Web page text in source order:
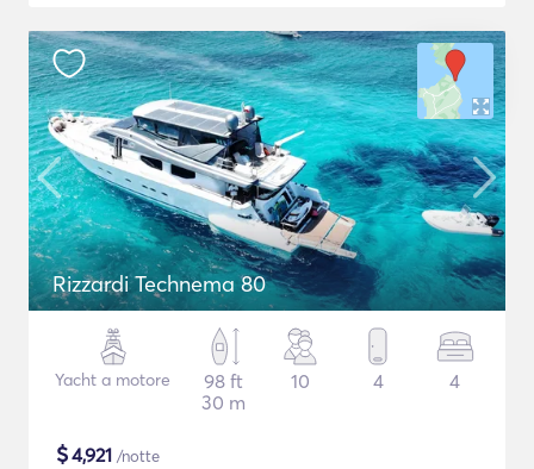
Rizzardi Technema 80
Yacht a motore
98 ft
30 m
10 4 4
$4,921 /notte